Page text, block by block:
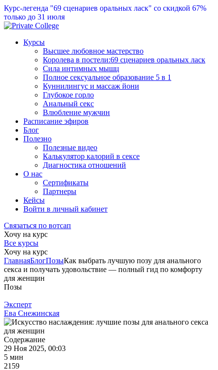
Курс-легенда "69 сценариев оральных ласк" со скидкой 67%
только до 31 июля
Курсы
Высшее любовное мастерство
Королева в постели:69 сценариев оральных ласк
Сила интимных мышц
Полное сексуальное образование 5 в 1
Куннилингус и массаж йони
Глубокое горло
Анальный секс
Влюбление мужчин
Расписание эфиров
Блог
Полезно
Полезные видео
Калькулятор калорий в сексе
Диагностика отношений
О нас
Сертификаты
Партнеры
Кейсы
Войти в личный кабинет
Связаться по вотсап
Хочу на курс
Все курсы
Хочу на курс
ГлавнаяБлогПозыКак выбрать лучшую позу для анального
секса и получать удовольствие — полный гид по комфорту
для женщин
Позы
Эксперт
Ева Снежинская
Содержание
29 Ноя 2025, 00:03
5 мин
2159